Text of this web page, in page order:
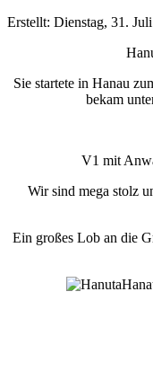
Erstellt: Dienstag, 31.
Sie startete in Hanau
bekam
V1 mit
Wir sind mega stolz
Ein großes Lob an die